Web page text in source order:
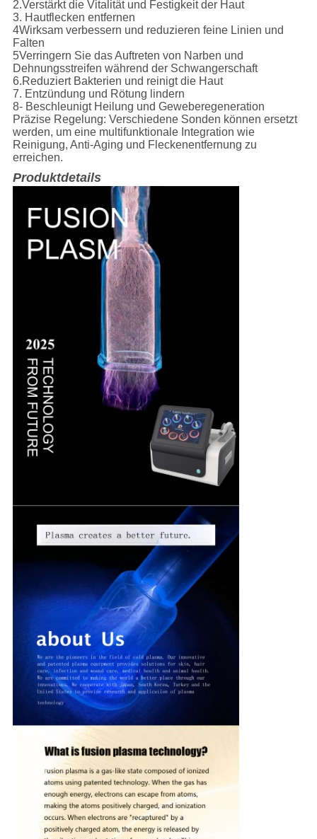
2.Verstärkt die Vitalität und Festigkeit der Haut
3. Hautflecken entfernen
4Wirksam verbessern und reduzieren feine Linien und
Falten
5Verringern Sie das Auftreten von Narben und
Dehnungsstreifen während der Schwangerschaft
6.Reduziert Bakterien und reinigt die Haut
7. Entzündung und Rötung lindern
8- Beschleunigt Heilung und Geweberegeneration
Präzise Regelung: Verschiedene Sonden können ersetzt
werden, um eine multifunktionale Integration wie
Reinigung, Anti-Aging und Fleckenentfernung zu
erreichen.
Produktdetails